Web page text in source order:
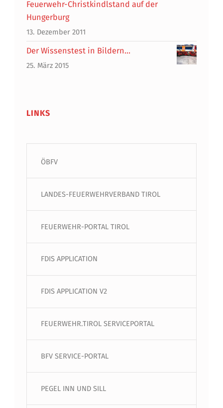
Feuerwehr-Christkindlstand auf der
Hungerburg
13. Dezember 2011
Der Wissenstest in Bildern…
25. März 2015
LINKS
ÖBFV
LANDES-FEUERWEHRVERBAND TIROL
FEUERWEHR-PORTAL TIROL
FDIS APPLICATION
FDIS APPLICATION V2
FEUERWEHR.TIROL SERVICEPORTAL
BFV SERVICE-PORTAL
PEGEL INN UND SILL